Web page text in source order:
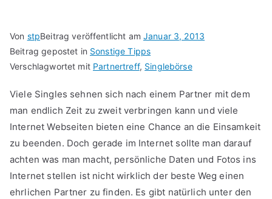
Von stpBeitrag veröffentlicht am Januar 3, 2013
Beitrag gepostet in Sonstige Tipps
Verschlagwortet mit Partnertreff, Singlebörse
Viele Singles sehnen sich nach einem Partner mit dem
man endlich Zeit zu zweit verbringen kann und viele
Internet Webseiten bieten eine Chance an die Einsamkeit
zu beenden. Doch gerade im Internet sollte man darauf
achten was man macht, persönliche Daten und Fotos ins
Internet stellen ist nicht wirklich der beste Weg einen
ehrlichen Partner zu finden. Es gibt natürlich unter den